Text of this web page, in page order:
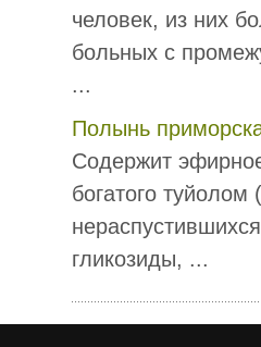
человек, из них
больных с
...
Полынь
Содержит
богатого
гликозиды, ...